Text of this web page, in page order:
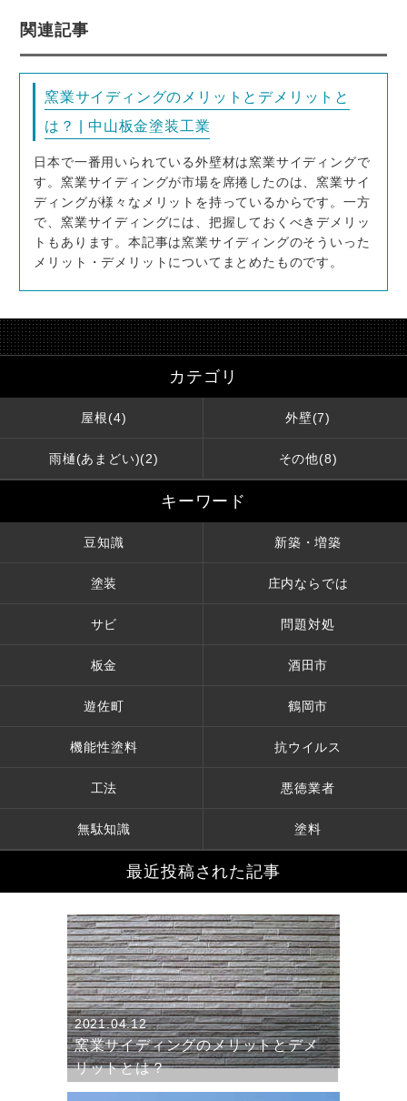
関連記事
窯業サイディングのメリットとデメリットと
は？ | 中山板金塗装工業
日本で一番用いられている外壁材は窯業サイディングで
す。窯業サイディングが市場を席捲したのは、窯業サイ
ディングが様々なメリットを持っているからです。一方
で、窯業サイディングには、把握しておくべきデメリッ
トもあります。本記事は窯業サイディングのそういった
メリット・デメリットについてまとめたものです。
カテゴリ
屋根(4) 外壁(7)
雨樋(あまどい)(2) その他(8)
キーワード
豆知識 新築・増築
塗装 庄内ならでは
サビ 問題対処
板金 酒田市
遊佐町 鶴岡市
機能性塗料 抗ウイルス
工法 悪徳業者
無駄知識 塗料
最近投稿された記事
2021.04.12
窯業サイディングのメリットとデメ
リットとは？